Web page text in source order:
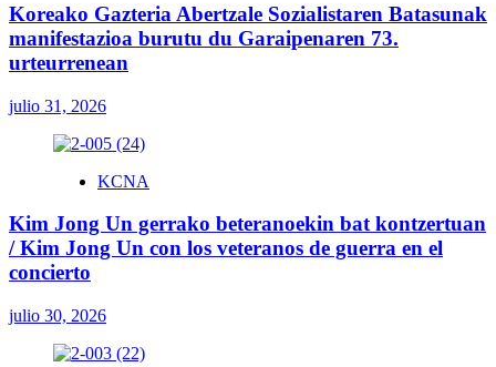
Koreako Gazteria Abertzale Sozialistaren Batasunak
manifestazioa burutu du Garaipenaren 73.
urteurrenean
julio 31, 2026
KCNA
Kim Jong Un gerrako beteranoekin bat kontzertuan
/ Kim Jong Un con los veteranos de guerra en el
concierto
julio 30, 2026